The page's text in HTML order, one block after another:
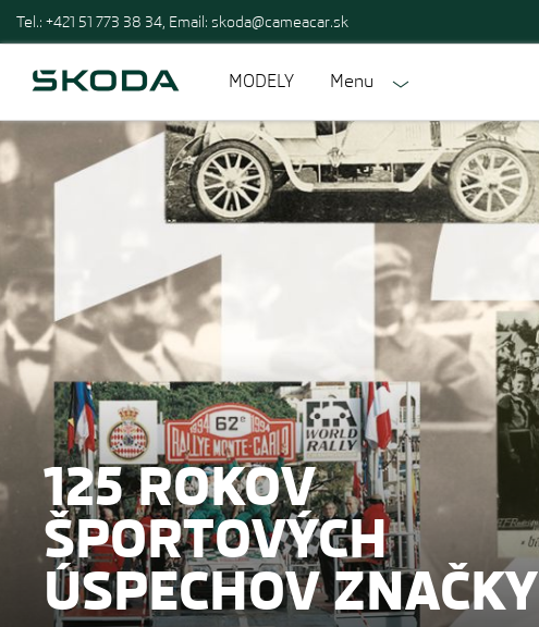
Tel.: +421 51 773 38 34, Email: skoda@cameacar.sk
MODELY Menu
125 ROKOV
ŠPORTOVÝCH
ÚSPECHOV ZNAČKY